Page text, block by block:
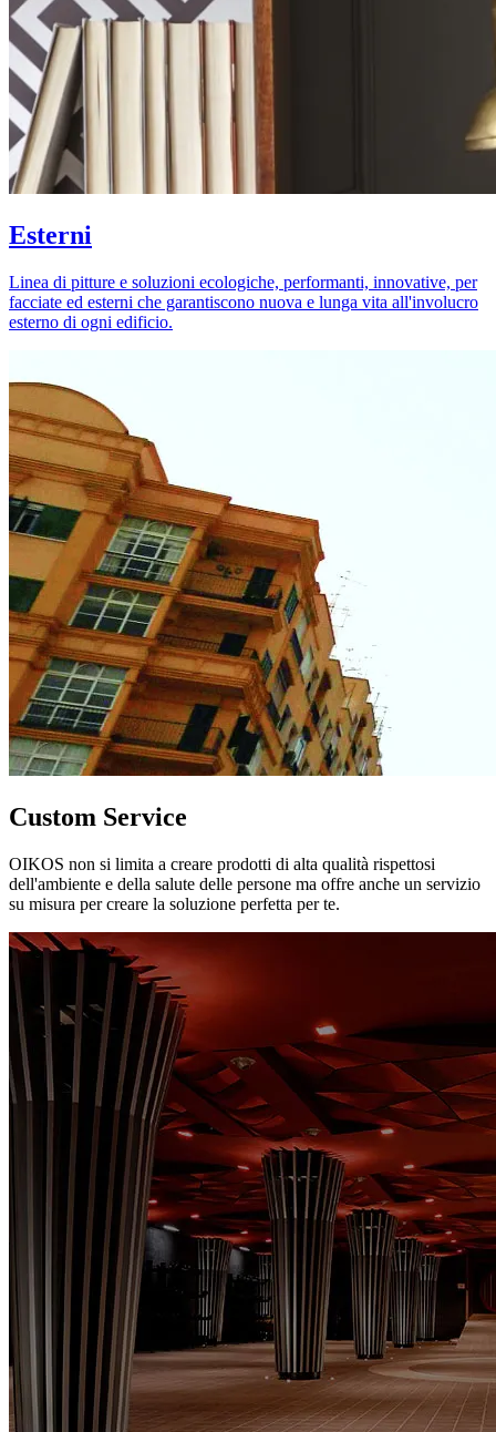
Esterni
Linea di pitture e soluzioni ecologiche, performanti, innovative, per
facciate ed esterni che garantiscono nuova e lunga vita all'involucro
esterno di ogni edificio.
Custom Service
OIKOS non si limita a creare prodotti di alta qualità rispettosi
dell'ambiente e della salute delle persone ma offre anche un servizio
su misura per creare la soluzione perfetta per te.